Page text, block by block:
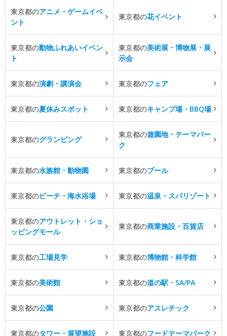
東京都のアニメ・ゲームイベ
ント
東京都の花イベント
東京都の動物ふれあいイベン
ト
東京都の美術展・博物展・展
示会
東京都の演劇・講演会 東京都のフェア
東京都の夏休みスポット 東京都のキャンプ場・BBQ場
東京都のグランピング
東京都の遊園地・テーマパー
ク
東京都の水族館・動物園 東京都のプール
東京都のビーチ・海水浴場 東京都の温泉・スパリゾート
東京都のアウトレット・ショ
ッピングモール
東京都の商業施設・百貨店
東京都の工場見学 東京都の博物館・科学館
東京都の美術館 東京都の道の駅・SA/PA
東京都の公園 東京都のアスレチック
東京都のタワー・展望施設 東京都のフードテーマパーク